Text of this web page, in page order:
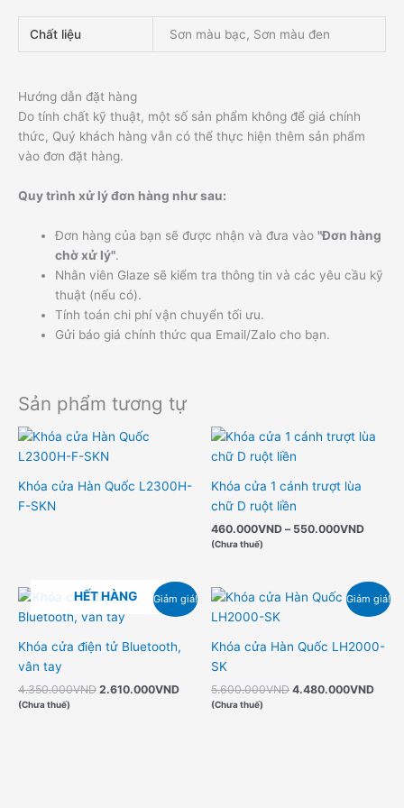
Chất liệu Sơn màu bạc, Sơn màu đen
Hướng dẫn đặt hàng
Do tính chất kỹ thuật, một số sản phẩm không để giá chính
thức, Quý khách hàng vẫn có thể thực hiện thêm sản phẩm
vào đơn đặt hàng.
Quy trình xử lý đơn hàng như sau:
Đơn hàng của bạn sẽ được nhận và đưa vào"Đơn hàng
chờ xử lý".
Nhân viên Glaze sẽ kiểm tra thông tin và các yêu cầu kỹ
thuật (nếu có).
Tính toán chi phí vận chuyển tối ưu.
Gửi báo giá chính thức qua Email/Zalo cho bạn.
Sản phẩm tương tự
Khóa cửa Hàn Quốc L2300H-
F-SKN
Khóa cửa 1 cánh trượt lùa
chữ D ruột liền
460.000VND – 550.000VND
(Chưa thuế)
Giảm giá!
HẾT HÀNG
Khóa cửa điện tử Bluetooth,
vân tay
4.350.000VND
Giá
là:
2.610.000VND
Giá
hiện
2.610.000VND.
(Chưa thuế)
Giảm giá!
Khóa cửa Hàn Quốc LH2000-
SK
5.600.000VND
Giá
4.480.000VND
Giá
hiện
(Chưa thuế)